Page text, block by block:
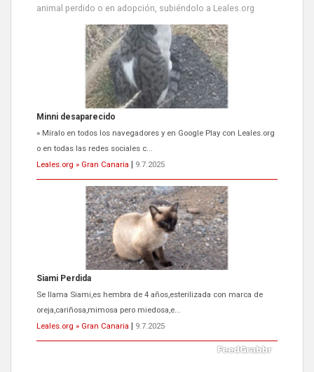
animal perdido o en adopción, subiéndolo a Leales.org
Minni desaparecido
» Míralo en todos los navegadores y en Google Play con Leales.org
o en todas las redes sociales c...
Leales.org » Gran Canaria
9.7.2025
Siami Perdida
Se llama Siami,es hembra de 4 años,esterilizada con marca de
oreja,cariñosa,mimosa pero miedosa,e...
Leales.org » Gran Canaria
9.7.2025